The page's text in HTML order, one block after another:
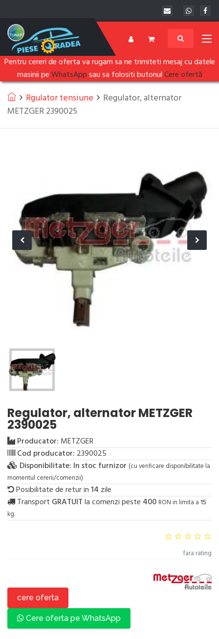
Pentru cereri de oferta va rugam sa ne trimiteti mesaj cu datele
masinii peWhatsAppsau sa folositi butonulCere ofertă
Rgulator tensiune
Regulator, alternator
METZGER 2390025
Regulator, alternator METZGER
2390025
Producator: METZGER
Cod producator: 2390025
Disponibilitate: In stoc furnizor (cu verificare disponibilitate la
momentul cererii/comenzii)
Posibilitate de retur in14 zile
Transport GRATUITla comenzi peste 400 RON in limita a15
kg.
fara rating
cere oferta
Cere oferta pe WhatsApp